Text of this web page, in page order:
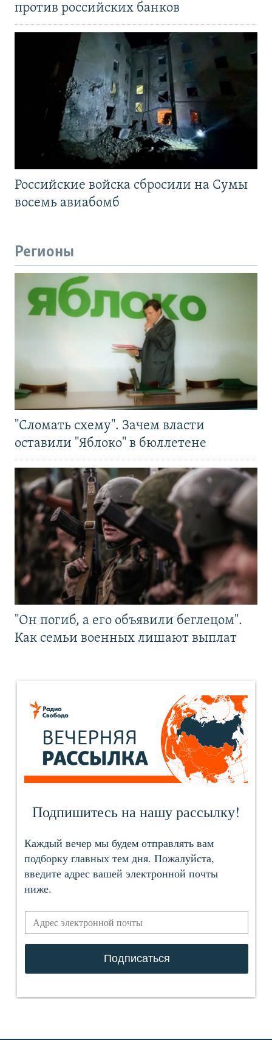
против российских банков
Российские войска сбросили на Сумы
восемь авиабомб
Регионы
"Сломать схему". Зачем власти
оставили "Яблоко" в бюллетене
"Он погиб, а его объявили беглецом".
Как семьи военных лишают выплат